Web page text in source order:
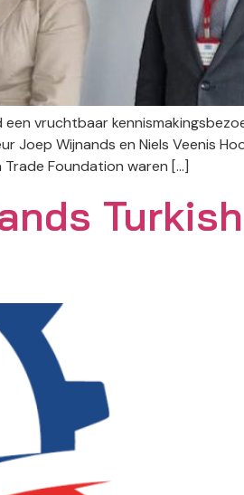
vruchtbaar
Joep Wijnands en Niels Veenis
Trade Foundation waren […]